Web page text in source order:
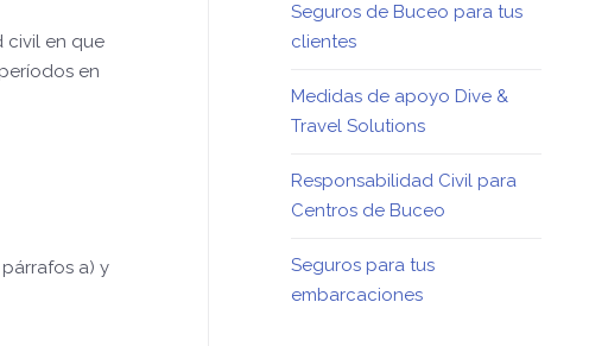
civil en que
en
a) y
Seguros de Buceo para tus
clientes
Medidas de apoyo Dive &
Travel Solutions
Responsabilidad Civil para
Centros de Buceo
Seguros para tus
embarcaciones